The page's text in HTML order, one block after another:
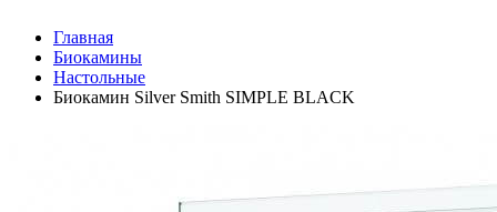
Главная
Биокамины
Настольные
Биокамин Silver Smith SIMPLE BLACK